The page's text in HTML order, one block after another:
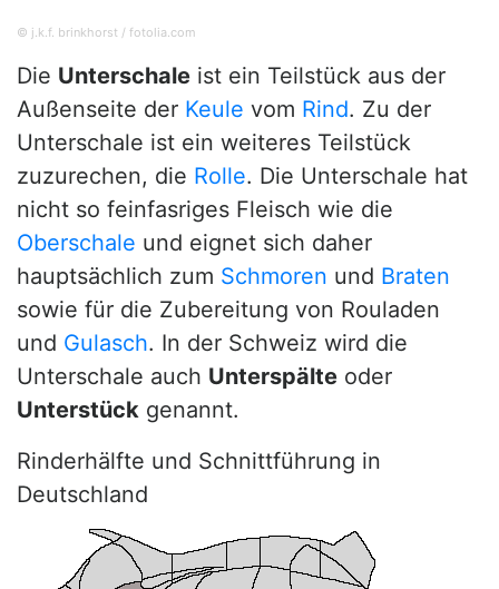
© j.k.f. brinkhorst / fotolia.com
Die Unterschale ist ein Teilstück aus der
Außenseite der Keule vom Rind. Zu der
Unterschale ist ein weiteres Teilstück
zuzurechen, die Rolle. Die Unterschale hat
nicht so feinfasriges Fleisch wie die
Oberschale und eignet sich daher
hauptsächlich zum Schmoren und Braten
sowie für die Zubereitung von Rouladen
und Gulasch. In der Schweiz wird die
Unterschale auch Unterspälte oder
Unterstück genannt.
Rinderhälfte und Schnittführung in
Deutschland